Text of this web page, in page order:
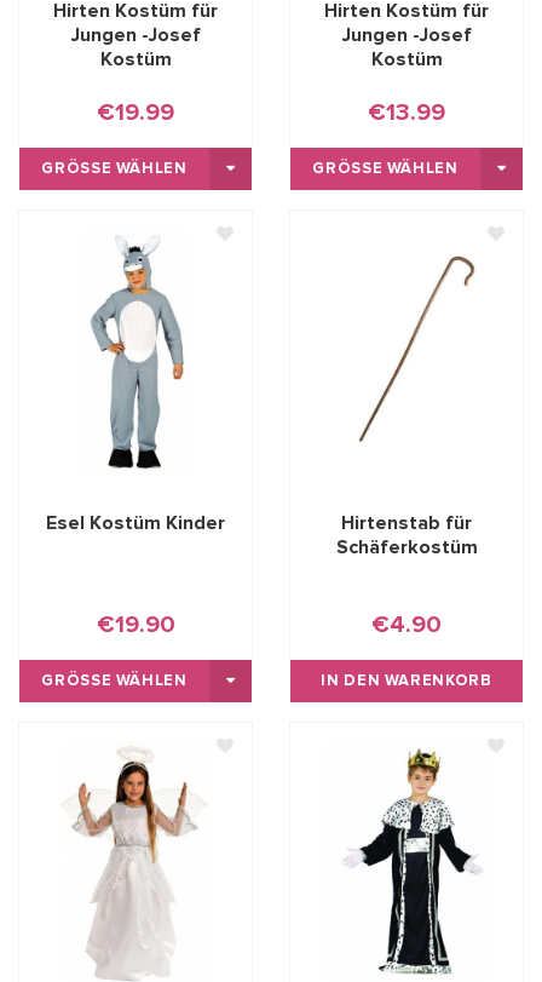
Hirten Kostüm für
Jungen -Josef
Kostüm
€19.99
GRÖSSE WÄHLEN
Hirten Kostüm für
Jungen -Josef
Kostüm
€13.99
GRÖSSE WÄHLEN
Esel Kostüm Kinder
€19.90
GRÖSSE WÄHLEN
Hirtenstab für
Schäferkostüm
€4.90
IN DEN WARENKORB